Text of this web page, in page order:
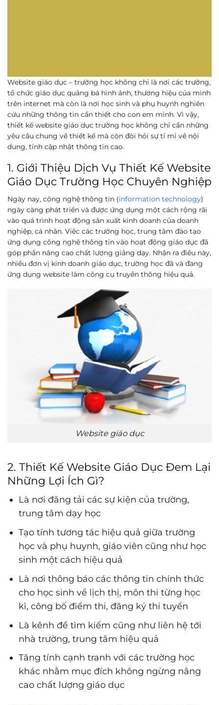
Website giáo dục – trường học không chỉ là nơi các trường,
tổ chức giáo dục quảng bá hình ảnh, thương hiệu của mình
trên internet mà còn là nơi học sinh và phụ huynh nghiên
cứu những thông tin cần thiết cho con em mình. Vì vậy,
thiết kế website giáo dục trường học không chỉ cần những
yêu cầu chung về thiết kế mà còn đòi hỏi sự tỉ mỉ về nội
dung, tính cập nhật thông tin cao.
1. Giới Thiệu Dịch Vụ Thiết Kế Website
Giáo Dục Trường Học Chuyên Nghiệp
Ngày nay, công nghệ thông tin (information technology)
ngày càng phát triển và được ứng dụng một cách rộng rãi
vào quá trình hoạt động sản xuất kinh doanh của doanh
nghiệp, cá nhân. Việc các trường học, trung tâm đào tạo
ứng dụng công nghệ thông tin vào hoạt động giáo dục đã
góp phần nâng cao chất lượng giảng dạy. Nhận ra điều này,
nhiều đơn vị kinh doanh giáo dục, trường học đã và đang
ứng dụng website làm công cụ truyền thông hiệu quả.
Website giáo dục
2. Thiết Kế Website Giáo Dục Đem Lại
Những Lợi Ích Gì?
Là nơi đăng tải các sự kiện của trường,
trung tâm dạy học
Tạo tính tương tác hiệu quả giữa trường
học và phụ huynh, giáo viên cũng như học
sinh một cách hiệu quả
Là nơi thông báo các thông tin chính thức
cho học sinh về lịch thị, môn thi từng học
kì, công bố điểm thi, đăng ký thi tuyển
Là kênh để tìm kiếm cũng như liên hệ tới
nhà trường, trung tâm hiệu quả
Tăng tính cạnh tranh với các trường học
khác nhằm mục đích không ngừng nâng
cao chất lượng giáo dục